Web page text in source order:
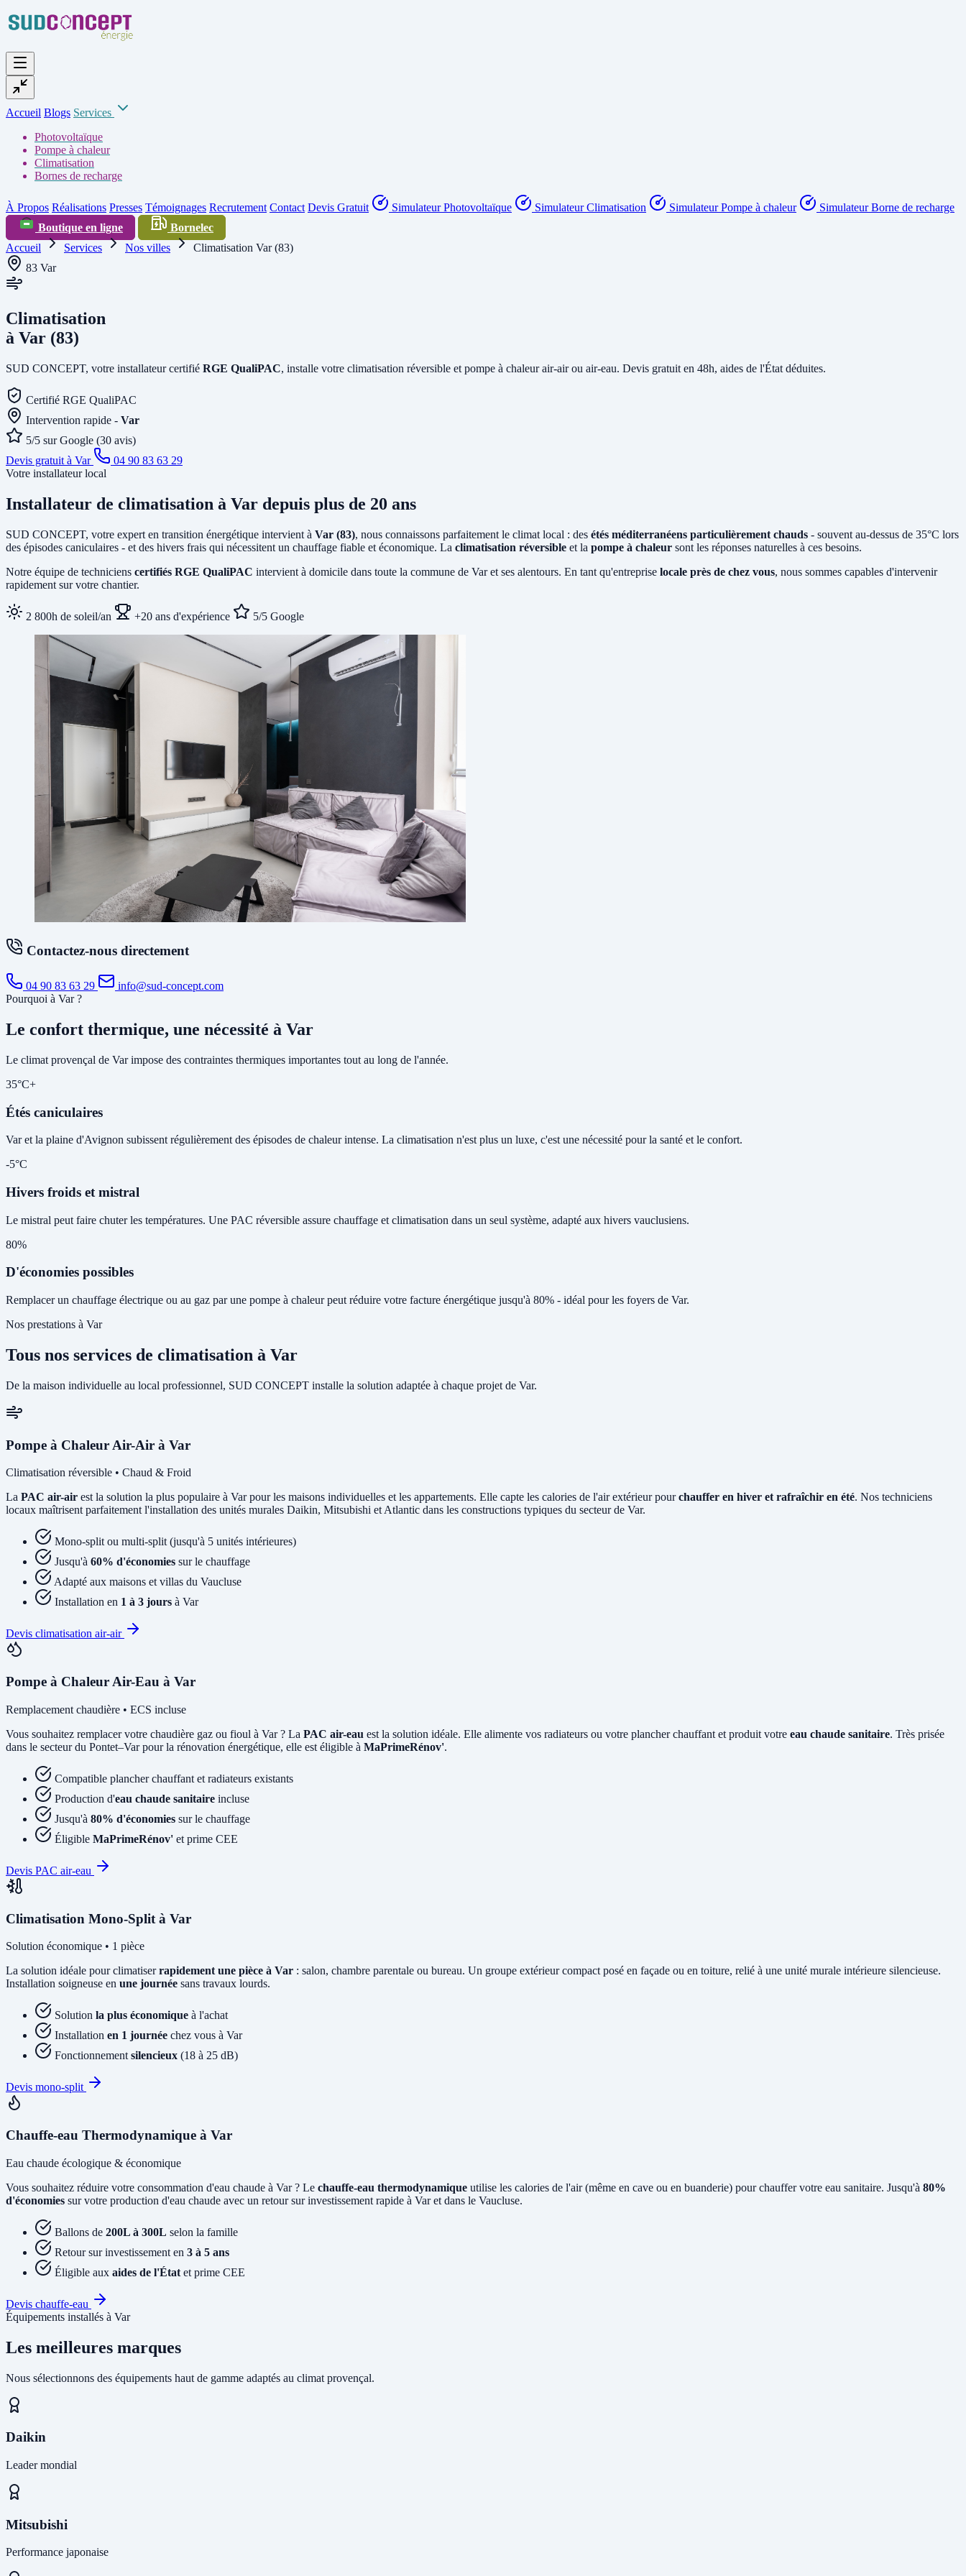
Accueil Blogs Services
Photovoltaïque
Pompe à chaleur
Climatisation
Bornes de recharge
À Propos Réalisations Presses Témoignages Recrutement Contact Devis Gratuit Simulateur Photovoltaïque Simulateur Climatisation Simulateur Pompe à chaleur
Simulateur Borne de recharge
Boutique en ligne
Bornelec
Accueil
Services Nos villes
Climatisation Var (83)
83 Var
Climatisation
à Var (83)
SUD CONCEPT, votre installateur certifié RGE QualiPAC, installe votre climatisation réversible et pompe à chaleur air-air ou air-eau. Devis gratuit en 48h, aides de l'État déduites.
Certifié RGE QualiPAC
Intervention rapide - Var
5/5 sur Google (30 avis)
Devis gratuit à Var
04 90 83 63 29
Votre installateur local
Installateur de climatisation à Var depuis plus de 20 ans
SUD CONCEPT, votre expert en transition énergétique intervient à Var (83), nous connaissons parfaitement le climat local : des étés méditerranéens particulièrement chauds - souvent au-dessus de 35°C lors
des épisodes caniculaires - et des hivers frais qui nécessitent un chauffage fiable et économique. La climatisation réversible et la pompe à chaleur sont les réponses naturelles à ces besoins.
Notre équipe de techniciens certifiés RGE QualiPAC intervient à domicile dans toute la commune de Var et ses alentours. En tant qu'entreprise locale près de chez vous, nous sommes capables d'intervenir
rapidement sur votre chantier.
2 800h de soleil/an +20 ans d'expérience 5/5 Google
Contactez-nous directement
04 90 83 63 29
info@sud-concept.com
Pourquoi à Var ?
Le confort thermique, une nécessité à Var
Le climat provençal de Var impose des contraintes thermiques importantes tout au long de l'année.
35°C+
Étés caniculaires
Var et la plaine d'Avignon subissent régulièrement des épisodes de chaleur intense. La climatisation n'est plus un luxe, c'est une nécessité pour la santé et le confort.
-5°C
Hivers froids et mistral
Le mistral peut faire chuter les températures. Une PAC réversible assure chauffage et climatisation dans un seul système, adapté aux hivers vauclusiens.
80%
D'économies possibles
Remplacer un chauffage électrique ou au gaz par une pompe à chaleur peut réduire votre facture énergétique jusqu'à 80% - idéal pour les foyers de Var.
Nos prestations à Var
Tous nos services de climatisation à Var
De la maison individuelle au local professionnel, SUD CONCEPT installe la solution adaptée à chaque projet de Var.
Pompe à Chaleur Air-Air à Var
Climatisation réversible • Chaud & Froid
La PAC air-air est la solution la plus populaire à Var pour les maisons individuelles et les appartements. Elle capte les calories de l'air extérieur pourchauffer en hiver et rafraîchir en été. Nos techniciens
locaux maîtrisent parfaitement l'installation des unités murales Daikin, Mitsubishi et Atlantic dans les constructions typiques du secteur de Var.
Mono-split ou multi-split (jusqu'à 5 unités intérieures)
Jusqu'à 60% d'économies sur le chauffage
Adapté aux maisons et villas du Vaucluse
Installation en 1 à 3 jours à Var
Devis climatisation air-air
Pompe à Chaleur Air-Eau à Var
Remplacement chaudière • ECS incluse
Vous souhaitez remplacer votre chaudière gaz ou fioul à Var ? La PAC air-eau est la solution idéale. Elle alimente vos radiateurs ou votre plancher chauffant et produit votre eau chaude sanitaire. Très prisée
dans le secteur du Pontet–Var pour la rénovation énergétique, elle est éligible à MaPrimeRénov'.
Compatible plancher chauffant et radiateurs existants
Production d'eau chaude sanitaire incluse
Jusqu'à 80% d'économies sur le chauffage
Éligible MaPrimeRénov' et prime CEE
Devis PAC air-eau
Climatisation Mono-Split à Var
Solution économique • 1 pièce
La solution idéale pour climatiserrapidement une pièce à Var : salon, chambre parentale ou bureau. Un groupe extérieur compact posé en façade ou en toiture, relié à une unité murale intérieure silencieuse.
Installation soigneuse en une journée sans travaux lourds.
Solution la plus économique à l'achat
Installation en 1 journée chez vous à Var
Fonctionnement silencieux (18 à 25 dB)
Devis mono-split
Chauffe-eau Thermodynamique à Var
Eau chaude écologique & économique
Vous souhaitez réduire votre consommation d'eau chaude à Var ? Le chauffe-eau thermodynamique utilise les calories de l'air (même en cave ou en buanderie) pour chauffer votre eau sanitaire. Jusqu'à 80%
d'économies sur votre production d'eau chaude avec un retour sur investissement rapide à Var et dans le Vaucluse.
Ballons de 200L à 300L selon la famille
Retour sur investissement en 3 à 5 ans
Éligible aux aides de l'État et prime CEE
Devis chauffe-eau
Équipements installés à Var
Les meilleures marques
Nous sélectionnons des équipements haut de gamme adaptés au climat provençal.
Daikin
Leader mondial
Mitsubishi
Performance japonaise